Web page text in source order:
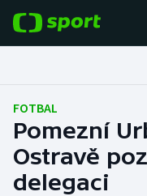
Fotbal
Hokej
Tenis
FOTBAL
Pomezní
Ostravě
delegaci